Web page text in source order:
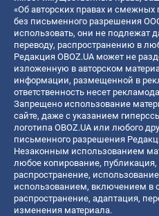
«Об авторских правах и смежных
без письменного разрешения
использовать, они не подлежат
переводу, распространению в
Редакция OBOZ.UA может не
изложенную в авторском
информации, размещенной в
ответственность несет
Запрещено использование
сайте, даже с указанием
логотипа OBOZ.UA или любого
письменного разрешения
Незаконным использованием
любое копирование,
распространение,
использованием, включением в
распространение, адаптация,
изменения материала.